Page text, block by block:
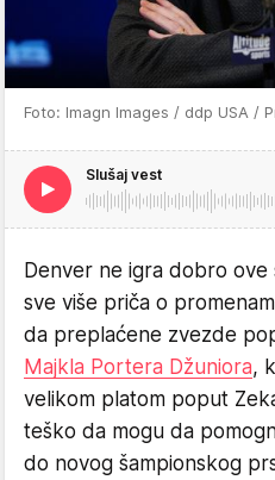
Foto: Imagn Images / ddp USA /
Slušaj vest
Denver ne igra dobro ove
sve više priča o
da preplaćene zvezde
Majkla Portera Džuniora,
velikom platom poput
teško da mogu da
do novog šampionskog